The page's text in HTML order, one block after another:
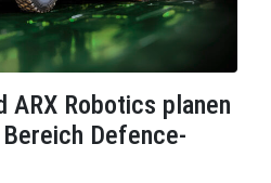
ARX Robotics planen
Defence-